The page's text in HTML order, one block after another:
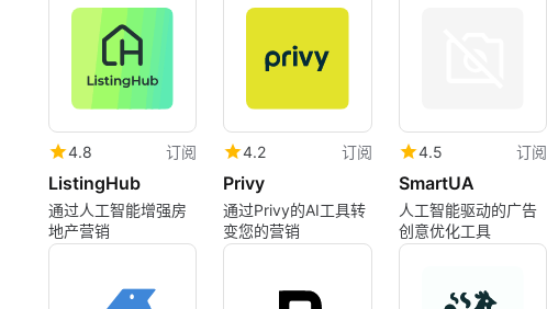
4.8 订阅
ListingHub
通过人工智能增强房
地产营销
4.2 订阅
Privy
通过Privy的AI工具转
变您的营销
4.5 订阅
SmartUA
人工智能驱动的广告
创意优化工具